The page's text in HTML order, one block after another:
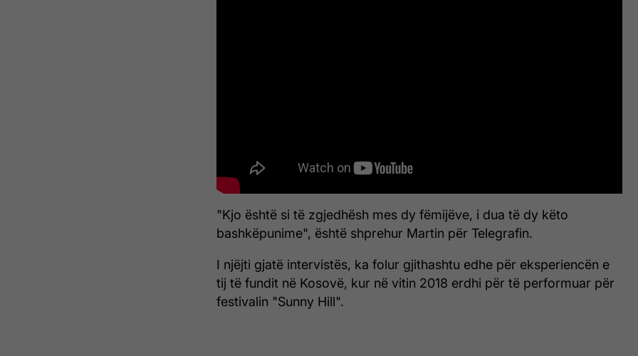
"Kjo është si të zgjedhësh mes dy fëmijëve, i dua të dy këto
bashkëpunime", është shprehur Martin për Telegrafin.
I njëjti gjatë intervistës, ka folur gjithashtu edhe për eksperiencën e
tij të fundit në Kosovë, kur në vitin 2018 erdhi për të performuar për
festivalin "Sunny Hill".